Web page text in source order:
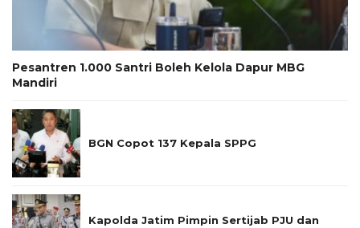
Pesantren 1.000 Santri Boleh Kelola Dapur MBG
Mandiri
BGN Copot 137 Kepala SPPG
Kapolda Jatim Pimpin Sertijab PJU dan